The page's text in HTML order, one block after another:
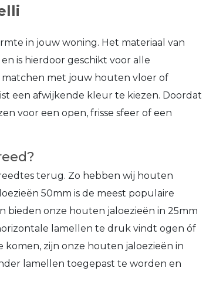
in jouw woning. Het materiaal van
is hierdoor geschikt voor alle
met jouw houten vloer of
een afwijkende kleur te kiezen. Doordat
voor een open, frisse sfeer of een
terug. Zo hebben wij houten
50mm is de meest populaire
bieden onze houten jaloezieën in 25mm
lamellen te druk vindt ogen óf
komen, zijn onze houten jaloezieën in
lamellen toegepast te worden en